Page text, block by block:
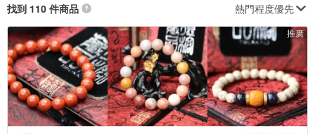
找到 110 件商品 熱門程度優先
推廣